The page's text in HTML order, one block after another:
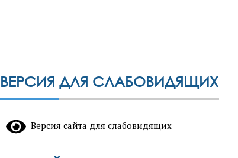
ВЕРСИЯ ДЛЯ СЛАБОВИДЯЩИХ
Версия сайта для слабовидящих